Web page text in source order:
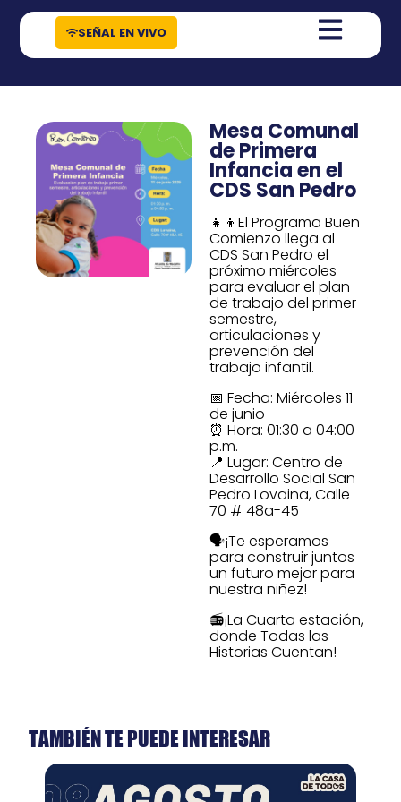
contenido
SEÑAL EN VIVO
Mesa Comunal
de Primera
Infancia en el
CDS San Pedro
👧👦El Programa Buen
Comienzo llega al
CDS San Pedro el
próximo miércoles
para evaluar el plan
de trabajo del primer
semestre,
articulaciones y
prevención del
trabajo infantil.
📅 Fecha: Miércoles 11
de junio
⏰ Hora: 01:30 a 04:00
p.m.
📍 Lugar: Centro de
Desarrollo Social San
Pedro Lovaina, Calle
70 # 48a-45
🗣️¡Te esperamos
para construir juntos
un futuro mejor para
nuestra niñez!
📻¡La Cuarta estación,
donde Todas las
Historias Cuentan!
TAMBIÉN TE PUEDE INTERESAR